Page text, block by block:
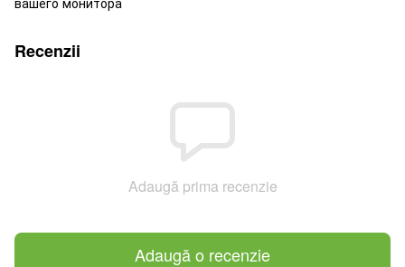
Recenzii
Adaugă prima recenzie
Adaugă o recenzie